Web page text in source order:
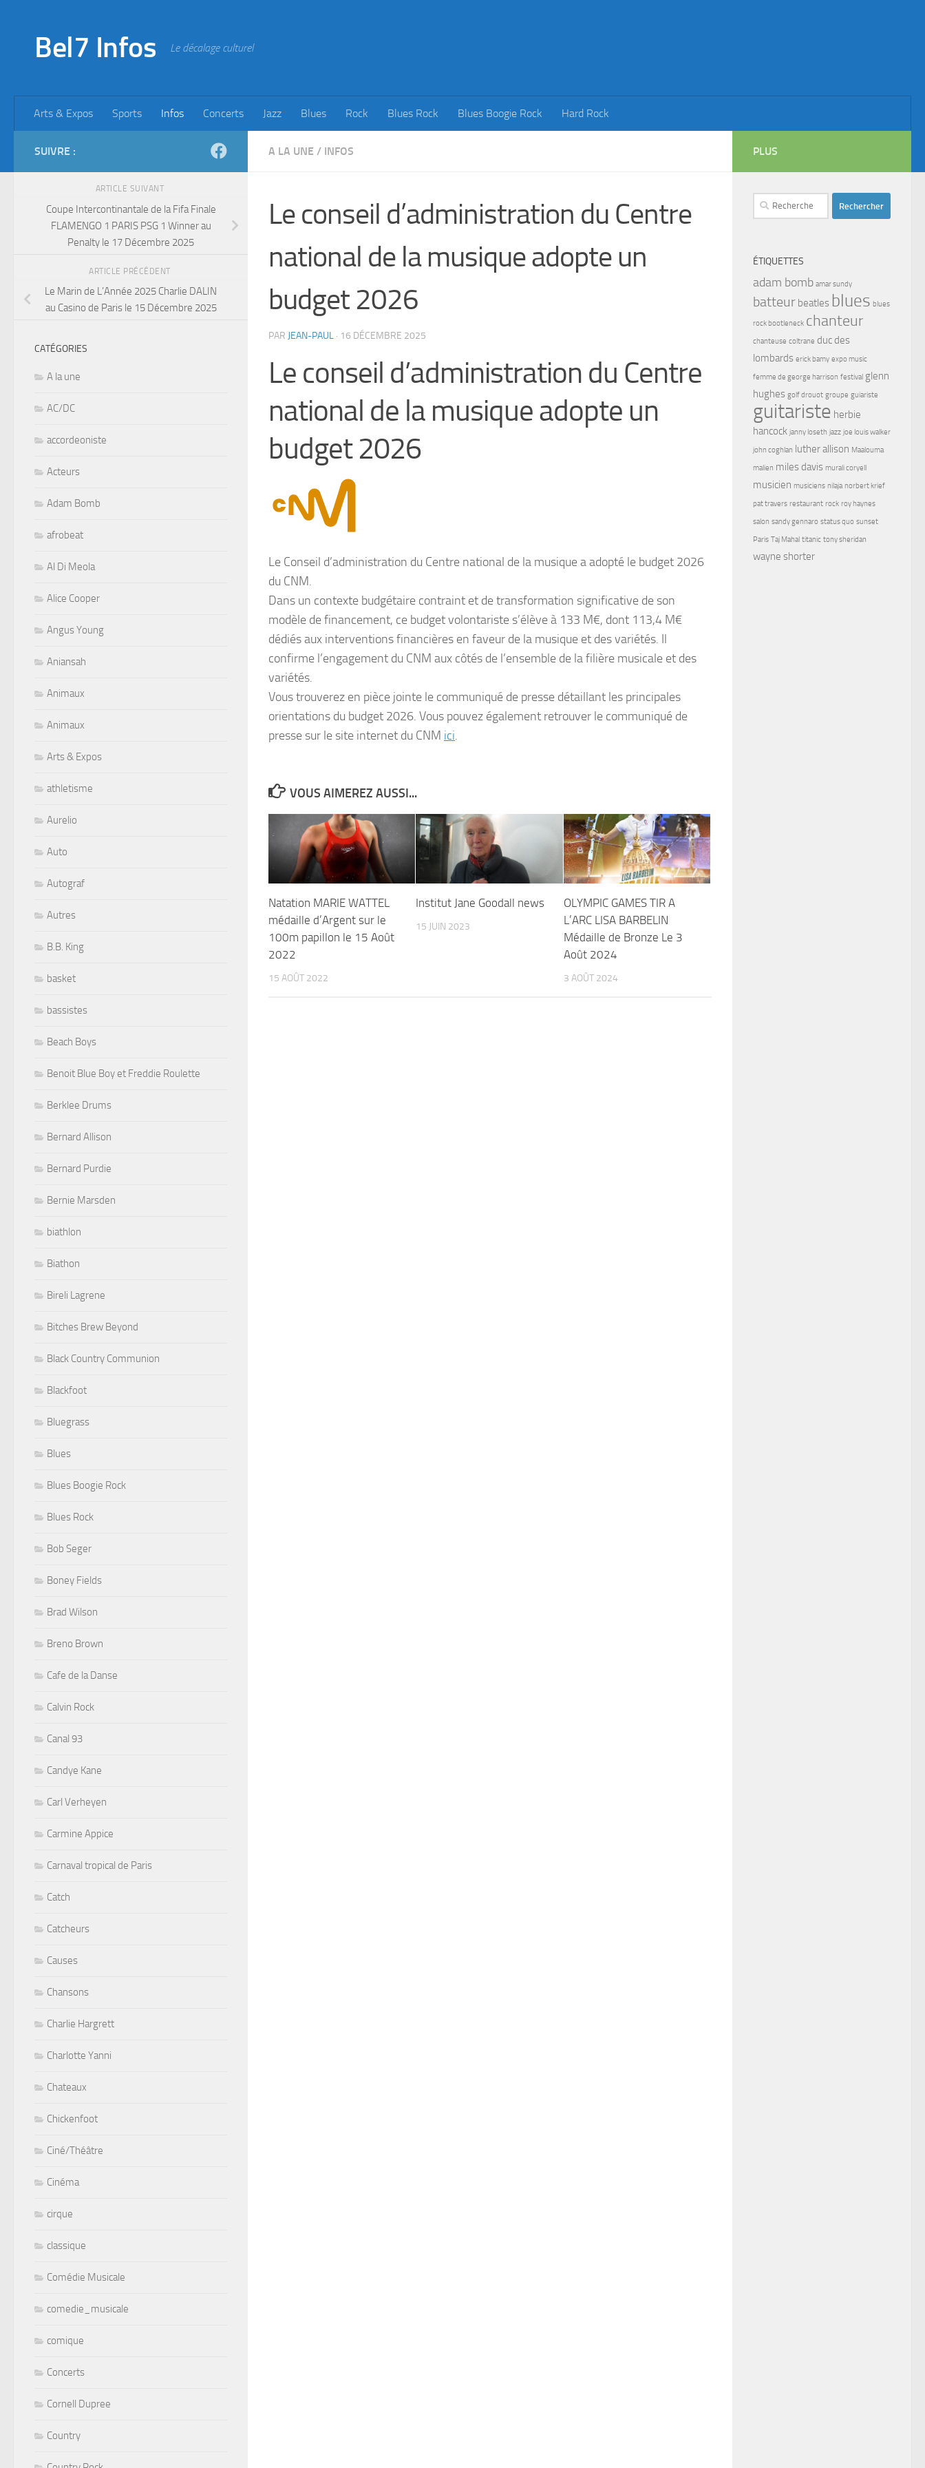
Bel7 Infos Le décalage culturel
Arts & Expos Sports Infos Concerts Jazz Blues Rock Blues Rock Blues Boogie Rock Hard Rock
A LA UNE / INFOS
Le conseil d’administration du Centre
national de la musique adopte un
budget 2026
PAR JEAN-PAUL · 16 DÉCEMBRE 2025
Le conseil d’administration du Centre
national de la musique adopte un
budget 2026
Le Conseil d’administration du Centre national de la musique a adopté le budget 2026
du CNM.
Dans un contexte budgétaire contraint et de transformation significative de son
modèle de financement, ce budget volontariste s’élève à 133 M€, dont 113,4 M€
dédiés aux interventions financières en faveur de la musique et des variétés. Il
confirme l’engagement du CNM aux côtés de l’ensemble de la filière musicale et des
variétés.
Vous trouverez en pièce jointe le communiqué de presse détaillant les principales
orientations du budget 2026. Vous pouvez également retrouver le communiqué de
presse sur le site internet du CNM ici.
VOUS AIMEREZ AUSSI...
Natation MARIE WATTEL
médaille d’Argent sur le
100m papillon le 15 Août
2022
15 AOÛT 2022
Institut Jane Goodall news
15 JUIN 2023
OLYMPIC GAMES TIR A
L’ARC LISA BARBELIN
Médaille de Bronze Le 3
Août 2024
3 AOÛT 2024
SUIVRE :
ARTICLE SUIVANT
Coupe Intercontinantale de la Fifa Finale
FLAMENGO 1 PARIS PSG 1 Winner au
Penalty le 17 Décembre 2025
ARTICLE PRÉCÉDENT
Le Marin de L’Année 2025 Charlie DALIN
au Casino de Paris le 15 Décembre 2025
CATÉGORIES
A la une
AC/DC
accordeoniste
Acteurs
Adam Bomb
afrobeat
Al Di Meola
Alice Cooper
Angus Young
Aniansah
Animaux
Animaux
Arts & Expos
athletisme
Aurelio
Auto
Autograf
Autres
B.B. King
basket
bassistes
Beach Boys
Benoit Blue Boy et Freddie Roulette
Berklee Drums
Bernard Allison
Bernard Purdie
Bernie Marsden
biathlon
Biathon
Bireli Lagrene
Bitches Brew Beyond
Black Country Communion
Blackfoot
Bluegrass
Blues
Blues Boogie Rock
Blues Rock
Bob Seger
Boney Fields
Brad Wilson
Breno Brown
Cafe de la Danse
Calvin Rock
Canal 93
Candye Kane
Carl Verheyen
Carmine Appice
Carnaval tropical de Paris
Catch
Catcheurs
Causes
Chansons
Charlie Hargrett
Charlotte Yanni
Chateaux
Chickenfoot
Ciné/Théâtre
Cinéma
cirque
classique
Comédie Musicale
comedie_musicale
comique
Concerts
Cornell Dupree
Country
PLUS
Rechercher :
ÉTIQUETTES
adam bomb amar sundy
batteur beatles blues blues
rock bootleneck chanteur
chanteuse coltrane duc des
lombards erick bamy expo music
femme de george harrison festival glenn
hughes golf drouot groupe guiariste
guitariste herbie
hancock janny loseth jazz joe louis walker
john coghlan luther allison Maalouma
malien miles davis murali coryell
musicien musiciens nilaja norbert krief
pat travers restaurant rock roy haynes
salon sandy gennaro status quo sunset
Paris Taj Mahal titanic tony sheridan
wayne shorter